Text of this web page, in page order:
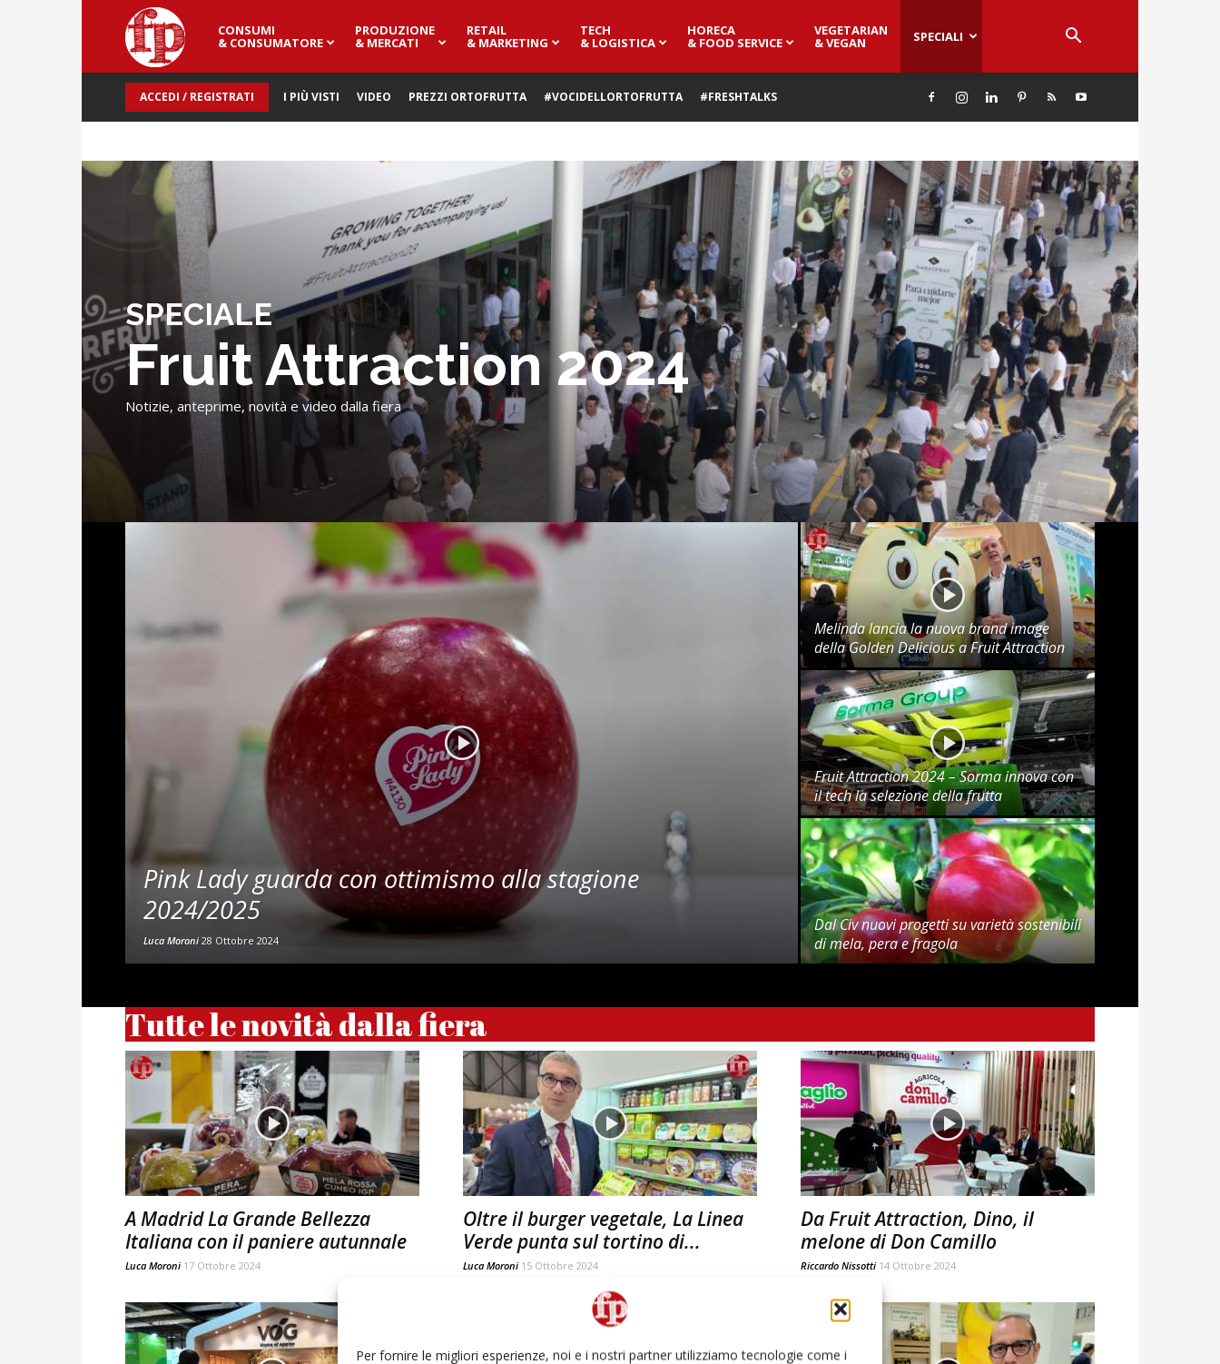
Per fornire le migliori esperienze, noi e i nostri partner utilizziamo tecnologie come i
Fresh
Point
Magazine
CONSUMI
& CONSUMATORE
PRODUZIONE
& MERCATI
RETAIL
& MARKETING
TECH
& LOGISTICA
HORECA
& FOOD SERVICE
VEGETARIAN
& VEGAN SPECIALI
ACCEDI / REGISTRATI I PIÙ VISTI VIDEO PREZZI ORTOFRUTTA #VOCIDELLORTOFRUTTA #FRESHTALKS
SPECIALE
Fruit Attraction 2024
Notizie, anteprime, novità e video dalla fiera
Pink Lady guarda con ottimismo alla stagione
2024/2025
Luca Moroni 28 Ottobre 2024
Melinda lancia la nuova brand image
della Golden Delicious a Fruit Attraction
Fruit Attraction 2024 – Sorma innova con
il tech la selezione della frutta
Dal Civ nuovi progetti su varietà sostenibili
di mela, pera e fragola
Tutte le novità dalla fiera
A Madrid La Grande Bellezza
Italiana con il paniere autunnale
Luca Moroni 17 Ottobre 2024
Oltre il burger vegetale, La Linea
Verde punta sul tortino di...
Luca Moroni 15 Ottobre 2024
Da Fruit Attraction, Dino, il
melone di Don Camillo
Riccardo Nissotti 14 Ottobre 2024